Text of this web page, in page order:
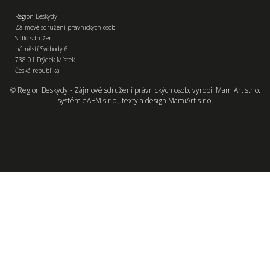
Region Beskydy
Zájmové sdružení právnických osob
Sídlo sdružení:
náměstí Svobody 6
738 01 Frýdek-Místek
Česká republika
© Region Beskydy - Zájmové sdružení právnických osob, vyrobil MamiArt s.r.o.
systém eABM s.r.o., texty a design MamiArt s.r.o.